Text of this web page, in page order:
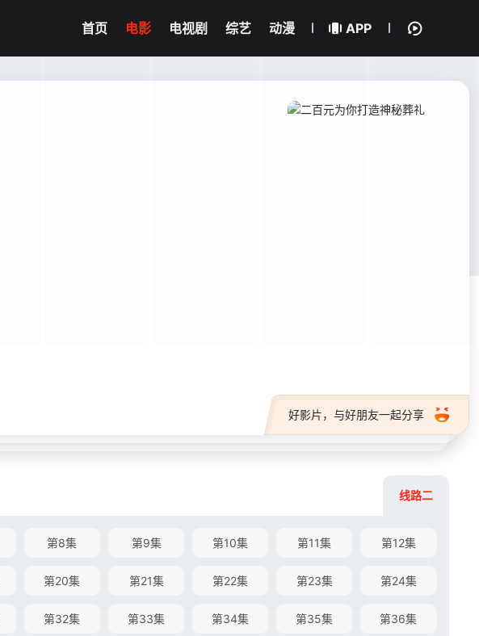
首页 电影 电视剧 综艺 动漫 APP
好影片，与好朋友一起分享
线路二
第8集 第9集 第10集 第11集 第12集
第20集 第21集 第22集 第23集 第24集
第32集 第33集 第34集 第35集 第36集